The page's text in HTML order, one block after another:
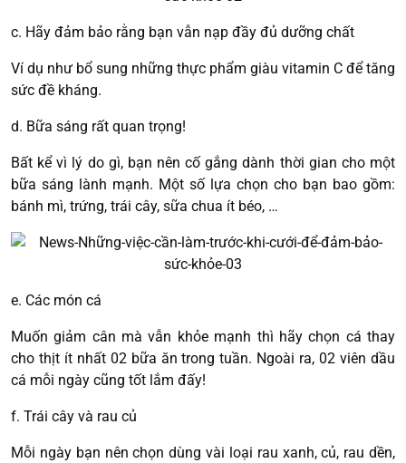
c. Hãy đảm bảo rằng bạn vẫn nạp đầy đủ dưỡng chất
Ví dụ như bổ sung những thực phẩm giàu vitamin C để tăng
sức đề kháng.
d. Bữa sáng rất quan trọng!
Bất kể vì lý do gì, bạn nên cố gắng dành thời gian cho một
bữa sáng lành mạnh. Một số lựa chọn cho bạn bao gồm:
bánh mì, trứng, trái cây, sữa chua ít béo, …
e. Các món cá
Muốn giảm cân mà vẫn khỏe mạnh thì hãy chọn cá thay
cho thịt ít nhất 02 bữa ăn trong tuần. Ngoài ra, 02 viên dầu
cá mỗi ngày cũng tốt lắm đấy!
f. Trái cây và rau củ
Mỗi ngày bạn nên chọn dùng vài loại rau xanh, củ, rau dền,